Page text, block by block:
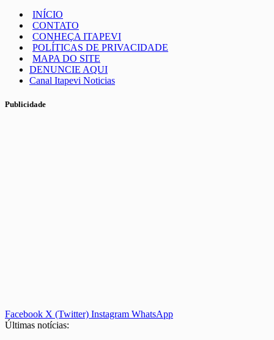
INÍCIO
CONTATO
CONHEÇA ITAPEVI
POLÍTICAS DE PRIVACIDADE
MAPA DO SITE
DENUNCIE AQUI
Canal Itapevi Noticias
Publicidade
Facebook X (Twitter) Instagram WhatsApp
Últimas notícias: